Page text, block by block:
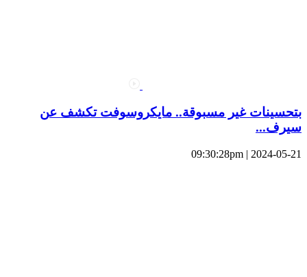
بتحسينات غير مسبوقة.. مايكروسوفت تكشف عن
سيرف...
2024-05-21 | 09:30:28pm